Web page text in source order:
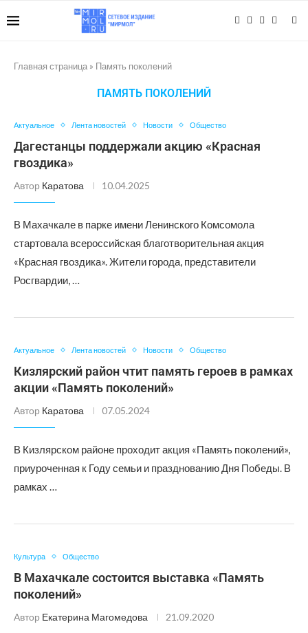
Главная страница » Память поколений
ПАМЯТЬ ПОКОЛЕНИЙ
Актуальное Лента новостей Новости Общество
Дагестанцы поддержали акцию «Красная
гвоздика»
Автор Каратова 10.04.2025
В Махачкале в парке имени Ленинского Комсомола
стартовала всероссийская благотворительная акция
«Красная гвоздика». Жители города, представители
Росгвардии, …
Актуальное Лента новостей Новости Общество
Кизлярский район чтит память героев в рамках
акции «Память поколений»
Автор Каратова 07.05.2024
В Кизлярском районе проходит акция «Память поколений»,
приуроченная к Году семьи и празднованию Дня Победы. В
рамках …
Культура Общество
В Махачкале состоится выставка «Память
поколений»
Автор Екатерина Магомедова 21.09.2020